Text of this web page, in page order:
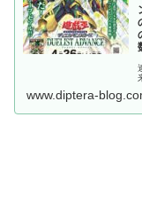
www.diptera-